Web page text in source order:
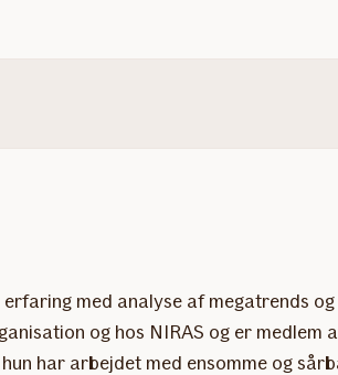
med analyse af megatrends
og hos NIRAS og er
har arbejdet med ensomme og